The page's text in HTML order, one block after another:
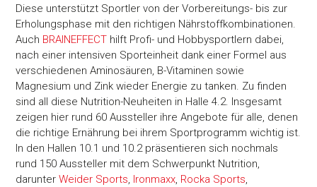
Diese unterstützt Sportler von der Vorbereitungs- bis zur
Erholungsphase mit den richtigen Nährstoffkombinationen.
Auch BRAINEFFECT hilft Profi- und Hobbysportlern dabei,
nach einer intensiven Sporteinheit dank einer Formel aus
verschiedenen Aminosäuren, B-Vitaminen sowie
Magnesium und Zink wieder Energie zu tanken. Zu finden
sind all diese Nutrition-Neuheiten in Halle 4.2. Insgesamt
zeigen hier rund 60 Aussteller ihre Angebote für alle, denen
die richtige Ernährung bei ihrem Sportprogramm wichtig ist.
In den Hallen 10.1 und 10.2 präsentieren sich nochmals
rund 150 Aussteller mit dem Schwerpunkt Nutrition,
darunterWeider Sports, Ironmaxx, Rocka Sports,